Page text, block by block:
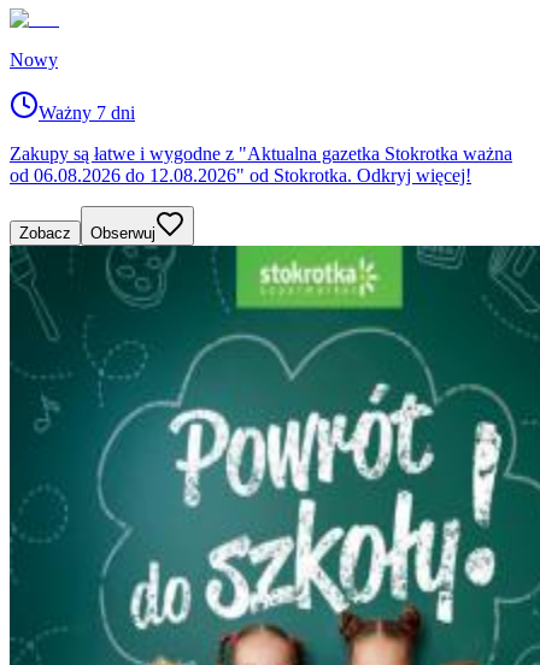
Nowy
Ważny 7 dni
Zakupy są łatwe i wygodne z "Aktualna gazetka Stokrotka ważna
od 06.08.2026 do 12.08.2026" od Stokrotka. Odkryj więcej!
Zobacz Obserwuj